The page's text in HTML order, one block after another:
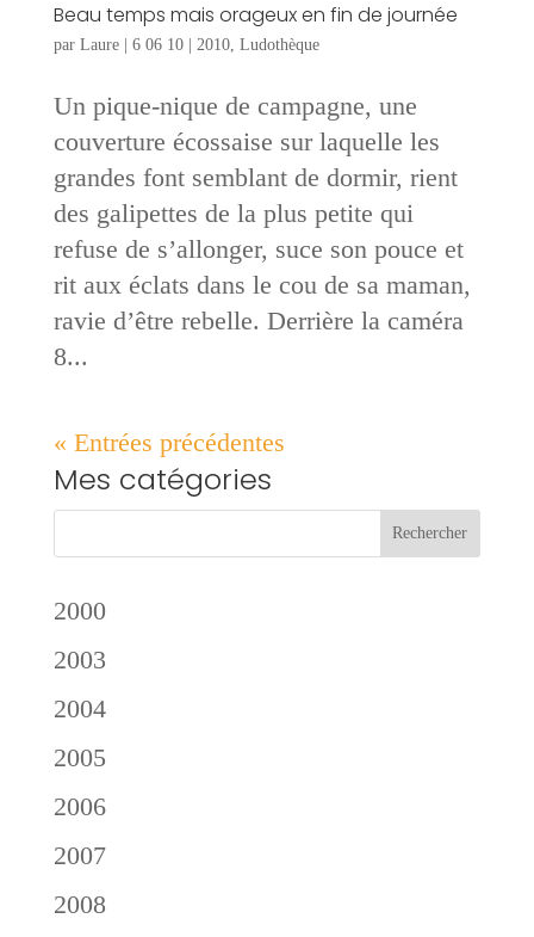
Beau temps mais orageux en fin de journée
par Laure| 6 06 10| 2010, Ludothèque
Un pique-nique de campagne, une
couverture écossaise sur laquelle les
grandes font semblant de dormir, rient
des galipettes de la plus petite qui
refuse de s’allonger, suce son pouce et
rit aux éclats dans le cou de sa maman,
ravie d’être rebelle. Derrière la caméra
8...
« Entrées précédentes
Mes catégories
2000
2003
2004
2005
2006
2007
2008